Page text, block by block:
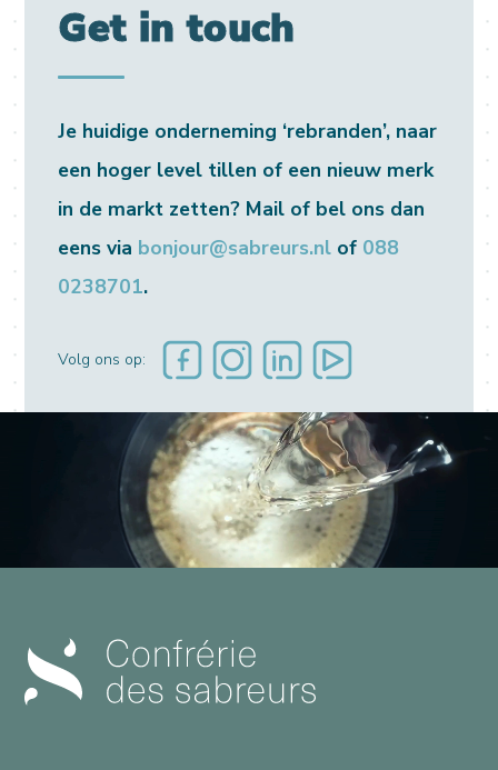
Get in touch
Je huidige onderneming ‘rebranden’, naar
een hoger level tillen of een nieuw merk
in de markt zetten? Mail of bel ons dan
eens via bonjour@sabreurs.nl of 088
0238701.